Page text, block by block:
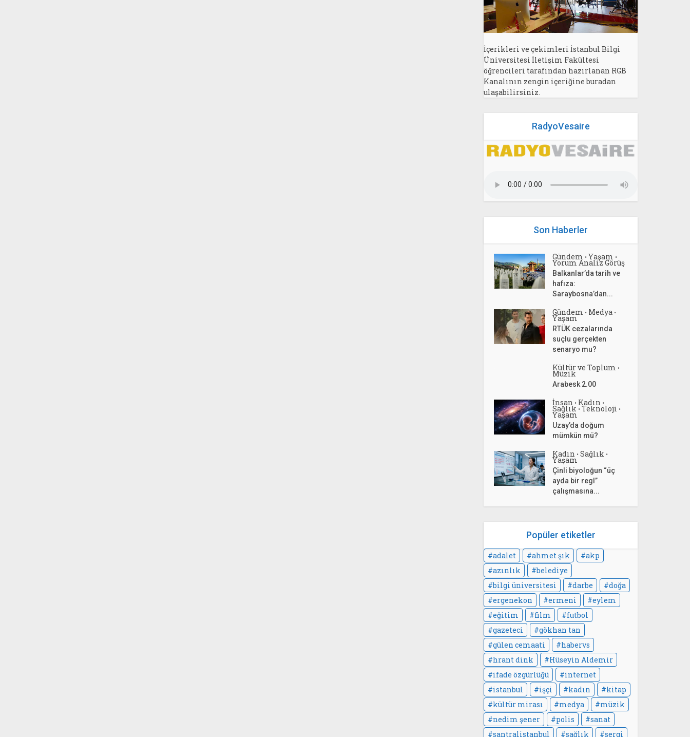
İçerikleri ve çekimleri İstanbul Bilgi
Üniversitesi İletişim Fakültesi
öğrencileri tarafından hazırlanan RGB
Kanalının zengin içeriğine buradan
ulaşabilirsiniz.
RadyoVesaire
Son Haberler
Gündem • Yaşam •
Yorum Analiz Görüş
Balkanlar’da tarih ve
hafıza:
Saraybosna’dan...
Gündem • Medya •
Yaşam
RTÜK cezalarında
suçlu gerçekten
senaryo mu?
Kültür ve Toplum •
Müzik
Arabesk 2.00
İnsan • Kadın •
Sağlık • Teknoloji •
Yaşam
Uzay’da doğum
mümkün mü?
Kadın • Sağlık •
Yaşam
Çinli biyoloğun “üç
ayda bir regl”
çalışmasına...
Popüler etiketler
adalet ahmet şık
akp
azınlık
belediye
bilgi üniversitesi
darbe
doğa
ergenekon
ermeni
eylem
eğitim
film
futbol
gazeteci
gökhan tan
gülen cemaati
habervs
hrant dink
Hüseyin Aldemir
ifade özgürlüğü
internet
istanbul
işçi kadın
kitap
kültür mirası
medya
müzik
nedim şener
polis
sanat
santralistanbul
sağlık sergi